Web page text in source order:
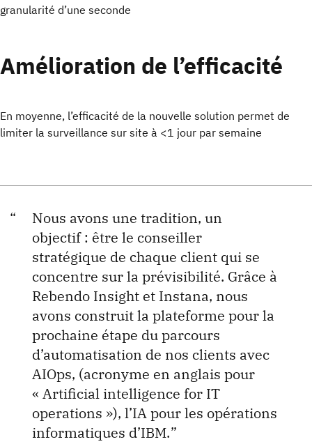
granularité d’une seconde
Amélioration de l’efficacité
En moyenne, l’efficacité de la nouvelle solution permet de
limiter la surveillance sur site à <1 jour par semaine
Nous avons une tradition, un
objectif : être le conseiller
stratégique de chaque client qui se
concentre sur la prévisibilité. Grâce à
Rebendo Insight et Instana, nous
avons construit la plateforme pour la
prochaine étape du parcours
d’automatisation de nos clients avec
AIOps, (acronyme en anglais pour
« Artificial intelligence for IT
operations »), l’IA pour les opérations
informatiques d’IBM.